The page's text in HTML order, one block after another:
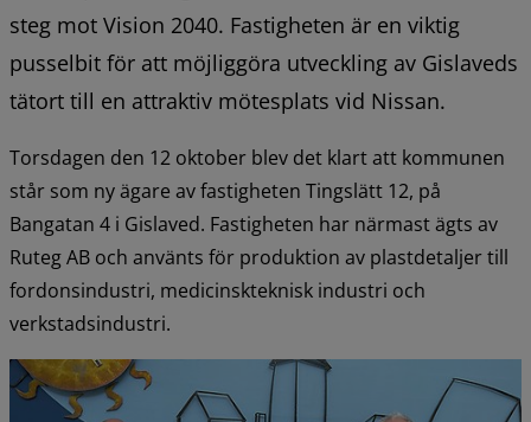
steg mot Vision 2040. Fastigheten är en viktig
pusselbit för att möjliggöra utveckling av Gislaveds
tätort till en attraktiv mötesplats vid Nissan.
Torsdagen den 12 oktober blev det klart att kommunen
står som ny ägare av fastigheten Tingslätt 12, på
Bangatan 4 i Gislaved. Fastigheten har närmast ägts av
Ruteg AB och använts för produktion av plastdetaljer till
fordonsindustri, medicinskteknisk industri och
verkstadsindustri.